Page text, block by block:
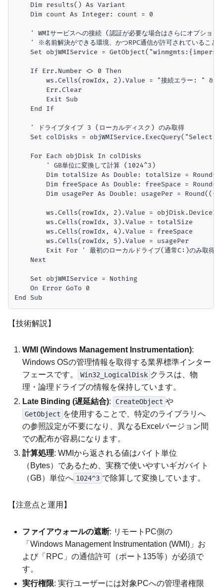
    Dim results() As Variant
    Dim count As Integer: count = 0
' WMIサービスへの接続 (認証が必要な場合はさらにオプション
' ※名前解決ができる環境、かつRPC通信が許可されていること
Set objWMIService =
    If Err.Number <> 0 Then
ws.Cells(rowIdx, 2).Value = "接続エラー: " &
        Err.Clear
        Exit Sub
    End If
    ' ドライブタイプ 3 (ローカルディスク) のみ取得
Set colDisks = objWMIService.ExecQuery("Select
    For Each objDisk In colDisks
        ' GB単位に変換して計算 (1024^3)
Dim totalSize As Double: totalSize =
Dim freeSpace As Double: freeSpace =
Dim usagePer As Double: usagePer =
        ws.Cells(rowIdx, 2).Value = objDisk.DeviceID
        ws.Cells(rowIdx, 3).Value = totalSize
        ws.Cells(rowIdx, 4).Value = freeSpace
        ws.Cells(rowIdx, 5).Value = usagePer
Exit For ' 最初のローカルドライブ(通常C:)のみ取得す
    Next
    Set objWMIService = Nothing
    On Error GoTo 0
【技術解説】
WMI (Windows Management Instrumentation):
Windows OSの管理情報を取得する業界標準インター
フェースです。
Win32_LogicalDisk クラスは、物
理・論理ドライブの情報を保持しています。
Late Binding (遅延結合): CreateObject や
GetObject を使用することで、特定のライブラリへ
の参照設定が不要になり、異なるExcelバージョン間
での配布が容易になります。
計算処理: WMIから返される値はバイト単位
（Bytes）であるため、実務で使いやすいギガバイト
（GB）単位へ 1024^3 で除算して変換しています。
【注意点と運用】
ファイアウォールの遮断: リモートPC側の
「Windows Management Instrumentation (WMI)」お
よび「RPC」の通信許可（ポート135等）が必須で
す。
実行権限: 実行ユーザーには対象PCへの管理者権限